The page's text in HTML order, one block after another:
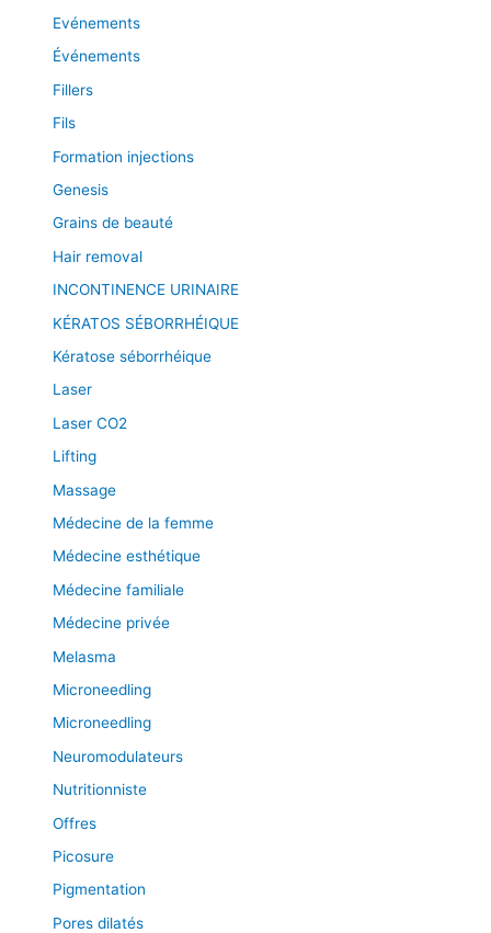
Evénements
Événements
Fillers
Fils
Formation injections
Genesis
Grains de beauté
Hair removal
INCONTINENCE URINAIRE
KÉRATOS SÉBORRHÉIQUE
Kératose séborrhéique
Laser
Laser CO2
Lifting
Massage
Médecine de la femme
Médecine esthétique
Médecine familiale
Médecine privée
Melasma
Microneedling
Microneedling
Neuromodulateurs
Nutritionniste
Offres
Picosure
Pigmentation
Pores dilatés